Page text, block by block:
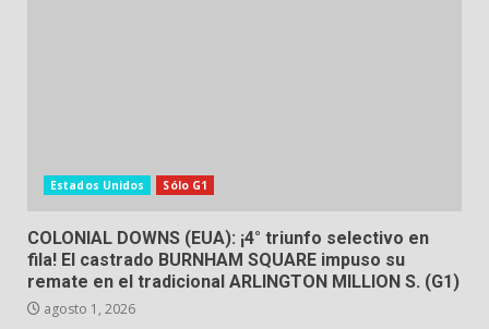
Estados Unidos Sólo G1
COLONIAL DOWNS (EUA): ¡4° triunfo selectivo en
fila! El castrado BURNHAM SQUARE impuso su
remate en el tradicional ARLINGTON MILLION S. (G1)
agosto 1, 2026